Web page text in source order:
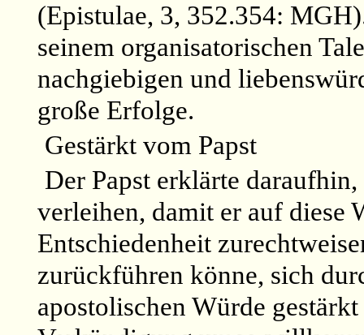
(Epistulae, 3, 352.354:
seinem organisatorischen
nachgiebigen und
große Erfolge.
Gestärkt vom Papst
Der Papst erklärte
verleihen, damit er auf diese
Entschiedenheit
zurückführen könne, sich
apostolischen Würde